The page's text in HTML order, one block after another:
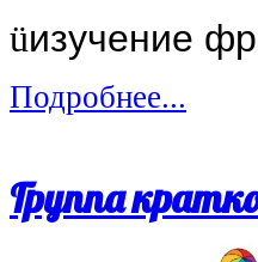
üизучение
Подробнее...
Группа